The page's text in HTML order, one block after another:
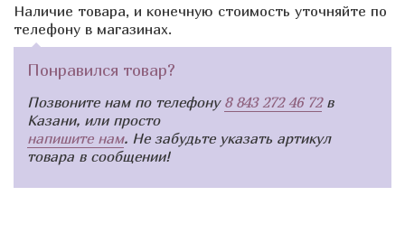
Наличие товара, и конечную стоимость уточняйте по
телефону в магазинах.
Понравился товар?
Позвоните нам по телефону 8 843 272 46 72в
Казани, или просто
напишите нам. Не забудьте указать артикул
товара в сообщении!